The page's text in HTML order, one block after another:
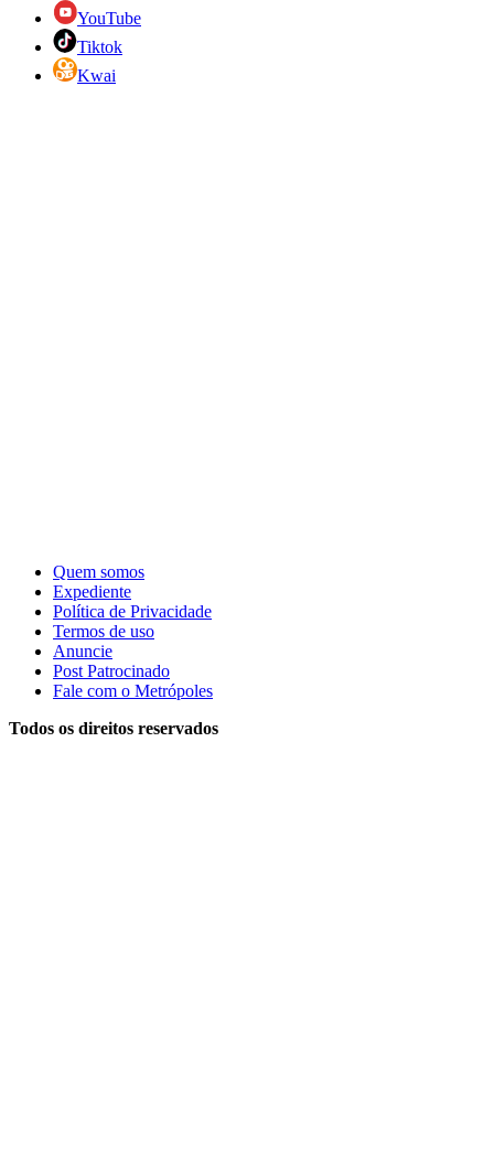
YouTube
Tiktok
Kwai
Quem somos
Expediente
Política de Privacidade
Termos de uso
Anuncie
Post Patrocinado
Fale com o Metrópoles
Todos os direitos reservados